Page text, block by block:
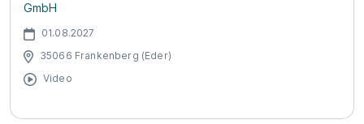
GmbH
01.08.2027
35066 Frankenberg (Eder)
Video